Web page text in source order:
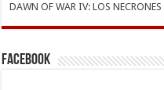
DAWN OF WAR IV: LOS
Facebook